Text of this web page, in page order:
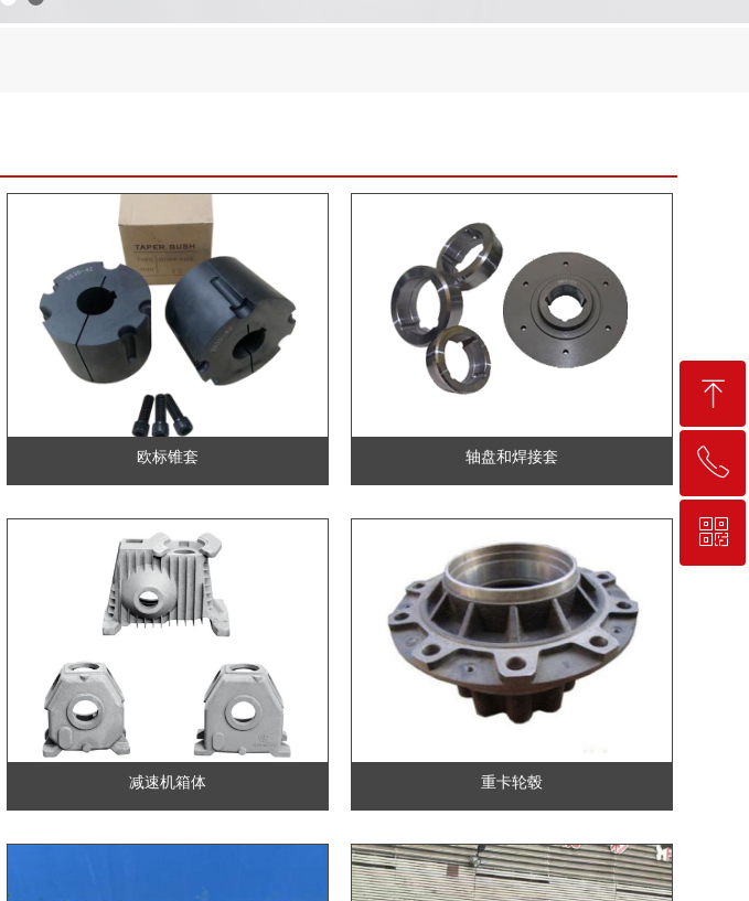
欧标锥套 轴盘和焊接套
减速机箱体 重卡轮毂
ꁸ
回到顶部
ꂅ
+86-18633840938
ꀥ